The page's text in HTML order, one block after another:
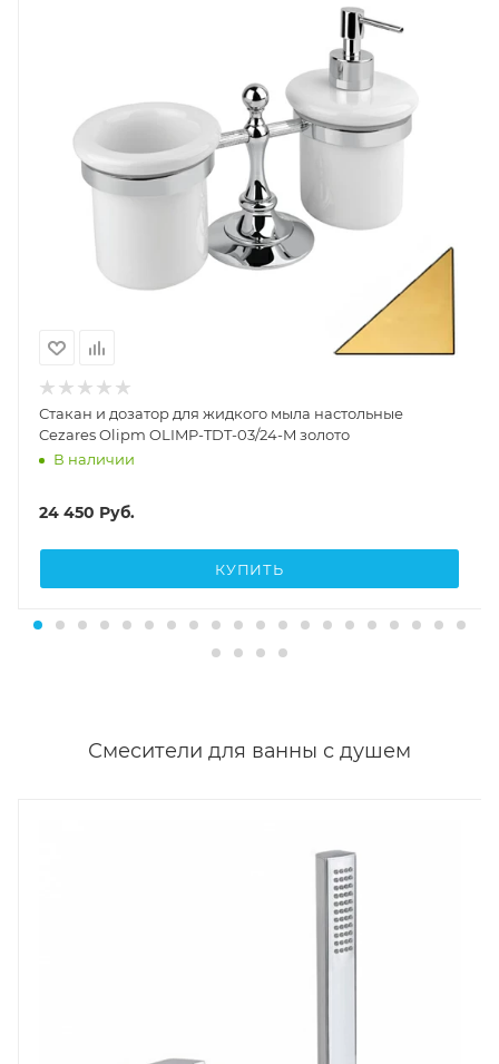
Стакан и дозатор для жидкого мыла настольные
Cezares Olipm OLIMP-TDT-03/24-M золото
В наличии
24 450 Руб.
КУПИТЬ
Смесители для ванны с душем